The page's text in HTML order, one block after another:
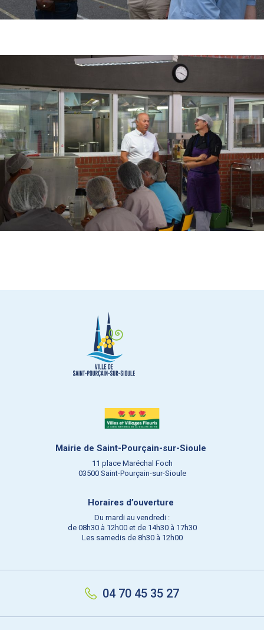
Mairie de Saint-Pourçain-sur-Sioule
11 place Maréchal Foch
03500 Saint-Pourçain-sur-Sioule
Horaires d’ouverture
Du mardi au vendredi :
de 08h30 à 12h00 et de 14h30 à 17h30
Les samedis de 8h30 à 12h00
04 70 45 35 27